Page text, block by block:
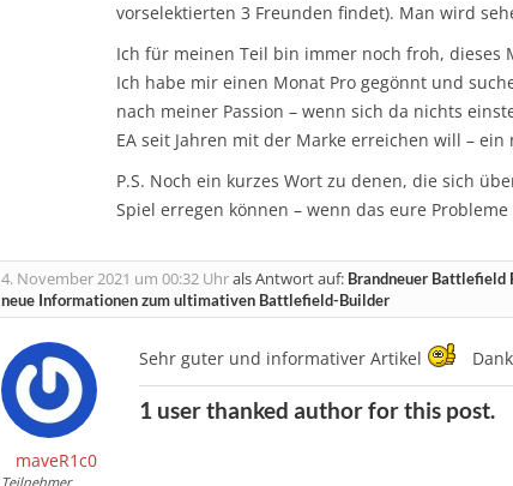
vorselektierten 3 Freunden findet). Man wird
Ich für meinen Teil bin immer noch froh, dieses
Ich habe mir einen Monat Pro gegönnt und
nach meiner Passion – wenn sich da nichts
EA seit Jahren mit der Marke erreichen will –
P.S. Noch ein kurzes Wort zu denen, die sich
Spiel erregen können – wenn das eure
4. November 2021 um 00:32 Uhrals Antwort auf: Brandneuer Battlefield
neue Informationen zum ultimativen Battlefield-Builder
maveR1c0
Teilnehmer
Sehr guter und informativer Artikel
1 user thanked author for this post.